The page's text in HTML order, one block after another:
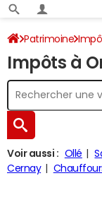
Patrimoine
Orrouer Impôt sur
Impôts à
Voir aussi : Ollé
Cernay